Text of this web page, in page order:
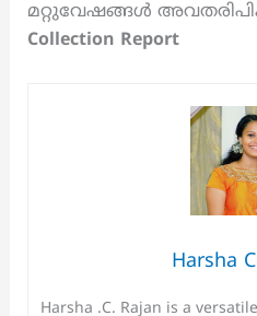
മറ്റുവേഷങ്ങൾ
Collection Report
Harsha
Harsha .C. Rajan is a